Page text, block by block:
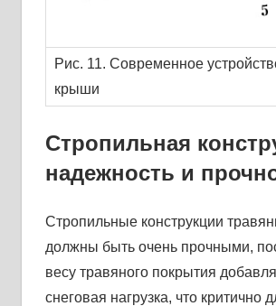
Рис. 11. Современное
крыши
Стропильная
надежность и
Стропильные конструкции
должны быть очень прочными,
весу травяного покрытия
снеговая нагрузка, что критично